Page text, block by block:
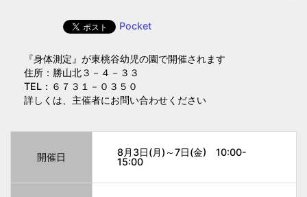
Pocket
『身体測定』が東桃谷幼児の園で開催されます
住所：勝山北３－４－３３
TEL：６７３１－０３５０
詳しくは、主催者にお問い合わせください
開催日
8月3日(月)～7日(金) 10:00-
15:00